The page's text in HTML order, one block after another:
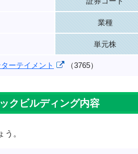
業種
単元株
ーテイメント （3765）
クビルディング内容
。